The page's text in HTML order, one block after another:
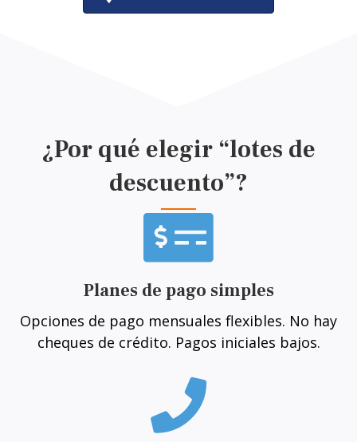
¿Por qué elegir “lotes de
descuento”?
Planes de pago simples
Opciones de pago mensuales flexibles. No hay
cheques de crédito. Pagos iniciales bajos.